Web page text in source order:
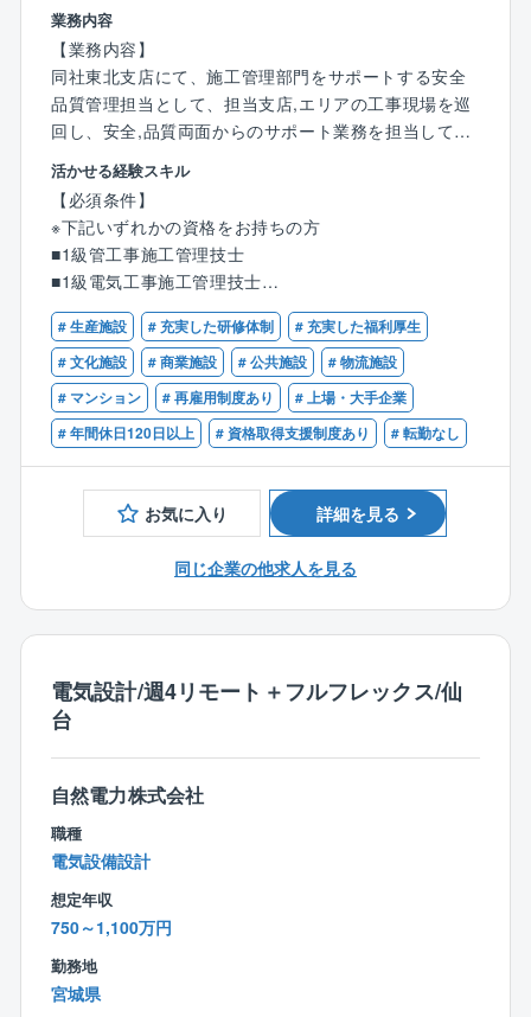
手配。働きやすさも◎/。
【未経験歓迎/入社後に身に付くスキル】
・90％が中途入社ですが、そのほとんどが電力業界以
外からの転身のため、入社後は座学で商材（太陽光や
同行にて仕事の流れや商談方法などを身に付けていた
だきます。
・各拠点に配属後も先輩が商談に同行したり、商談の
為の相談や打合せをしたりと、サポート体制は整って
いますので、安心して業務に取り組めます。
提案書などの資料は、PowerPointのフォーマットを複
数ご用意していますので、地権者様に合わせてカスタ
マイズして活用できます。
・地権者様には企業の代表者や資産家なども多く、商
談を通じて関係性構築力や顧客折衝能力や不動産につ
いてのスキルも身につきます。
【待遇・働き方】
・月給27万円以上スタート＋資格手当あり
・呼び出しほぼなし、事務作業は事務スタッフがサポ
・成果に応じて昇給・昇格あり（20代課長実績あり）
◎再エネ業界のリーディングカンパニー、大手とのお
取引多数・安定経営
多数あり、安定した財務体制や堅実な会社経営も魅力
の一つです。
◎WLBが整う働き方
週休2日制、基本土日祝休み、年間休日120日、大型連
休もありと、プライベートの時間も大切にしながら働
くことができます。
◎豊富な資格手当
・資格取得支援や取得後の手当もございます。多くの
業務内容
【業務内容】
同社東北支店にて、施工管理部門をサポートする安全
品質管理担当として、担当支店,エリアの工事現場を巡
回し、安全,品質両面からのサポート業務を担当してい
ただきます。
現場の最前線で培ってきた施工管理の経験を活かしな
がら、適度に体力的負荷を抑えた働き方ができるポジ
ションです。
現場代理人,施工スタッフが安心して工事を進められる
よう、ベテランならではの経験,知識で組織全体を支え
ていただく、非常に重要な役割です。
【主な業務内容】
●危険工程への立会い
●安全パトロール（担当支店管内の工事現場巡回）
●各種検査（社内検査,官庁検査,ゼネコン検査等）の立
会い,サポート
●社員および作業員への安全教育
●協力会社への対応,指導
安全,品質向上に役立てることができるやりがいのある
役割です。
■転勤なしの地域採用のため、長年住み慣れたエリアで
安定して働き続けることができます。
■60歳定年後も再雇用制度により65歳まで就業継続が
可能で、長く活躍できる環境が整っています。
■受注環境が活況のため、現場数が多く、経験豊富なシ
ニア人材のサポートが強く求められています。
■風通しの良い社風のもと、現場の担当者も相談しやす
い雰囲気があり、チームで安全を守る一体感がありま
【同社の魅力】
活かせる経験スキル
【必須条件】
※下記いずれかの資格をお持ちの方
■1級管工事施工管理技士
■1級電気工事施工管理技士
【歓迎条件】
■建物設備（空調，衛生，電気）の施工管理業務経験者
■現場代理人としての豊富な経験をお持ちの方
■安全管理，品質管理の実務経験者
# 生産施設 # 充実した研修体制
# 充実した福利厚生
# 文化施設
# 商業施設 # 公共施設
# 物流施設
# マンション
# 再雇用制度あり
# 上場・大手企業
# 年間休日120日以上
# 資格取得支援制度あり # 転勤なし
お気に入り 詳細を見る
同じ企業の他求人を見る
電気設計/週4リモート＋フルフレックス/仙
台
自然電力株式会社
職種
電気設備設計
想定年収
750～1,100万円
勤務地
宮城県